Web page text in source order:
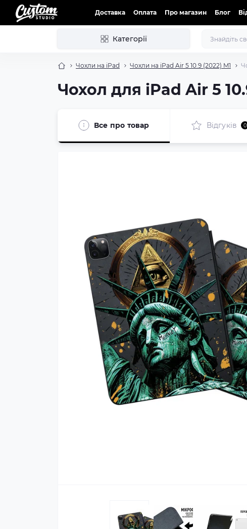
Доставка Оплата Про магазин Блог
Категорії
Чохли на iPad Чохли на iPad Air 5 10.9 (2022) M1
Чохол для iPad Air 5
Все про товар Відгуків 0